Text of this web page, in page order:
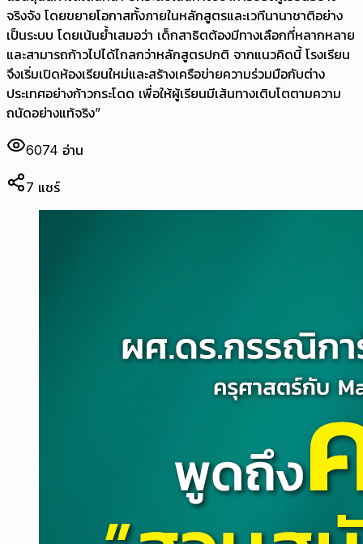
จริงจัง โดยขยายโอกาสทั้งภายในหลักสูตรและเวทีนานาชาติอย่าง
เป็นระบบ โดยเน้นย้ำเสมอว่า เด็กสาธิตต้องมีทางเลือกที่หลากหลาย
และสามารถก้าวไปได้ไกลกว่าหลักสูตรปกติ จากแนวคิดนี้ โรงเรียน
จึงเริ่มเปิดห้องเรียนใหม่และสร้างเครือข่ายความร่วมมือกับต่าง
ประเทศอย่างก้าวกระโดด เพื่อให้ผู้เรียนมีเส้นทางเติบโตตามความ
ถนัดอย่างแท้จริง”
6074 อ่าน
7 แชร์